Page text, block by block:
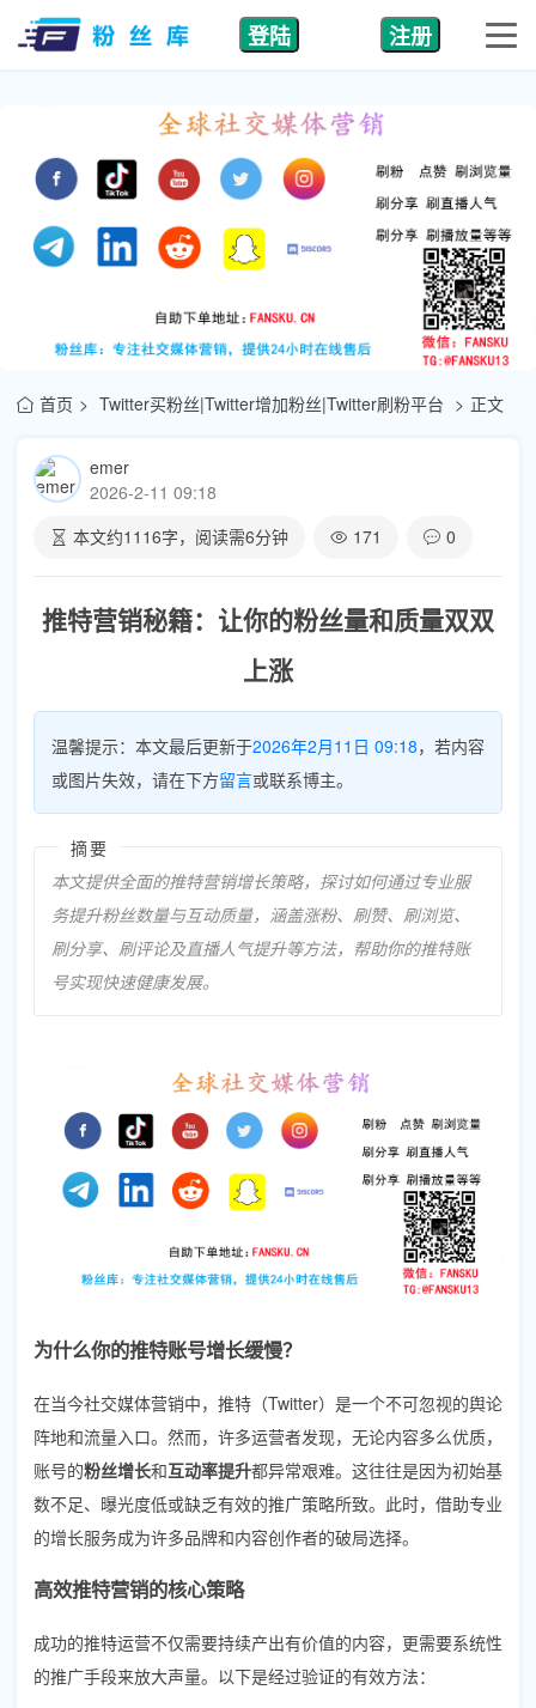
登陆 注册
首页 Twitter买粉丝|Twitter增加粉丝|Twitter刷粉平台 正文
emer
2026-2-11 09:18
本文约1116字，阅读需6分钟 171 0
推特营销秘籍：让你的粉丝量和质量双双
上涨
温馨提示：本文最后更新于2026年2月11日 09:18，若内容
或图片失效，请在下方留言或联系博主。
摘要
本文提供全面的推特营销增长策略，探讨如何通过专业服
务提升粉丝数量与互动质量，涵盖涨粉、刷赞、刷浏览、
刷分享、刷评论及直播人气提升等方法，帮助你的推特账
号实现快速健康发展。
为什么你的推特账号增长缓慢？
在当今社交媒体营销中，推特（Twitter）是一个不可忽视的舆论
阵地和流量入口。然而，许多运营者发现，无论内容多么优质，
账号的粉丝增长和互动率提升都异常艰难。这往往是因为初始基
数不足、曝光度低或缺乏有效的推广策略所致。此时，借助专业
的增长服务成为许多品牌和内容创作者的破局选择。
高效推特营销的核心策略
成功的推特运营不仅需要持续产出有价值的内容，更需要系统性
的推广手段来放大声量。以下是经过验证的有效方法：